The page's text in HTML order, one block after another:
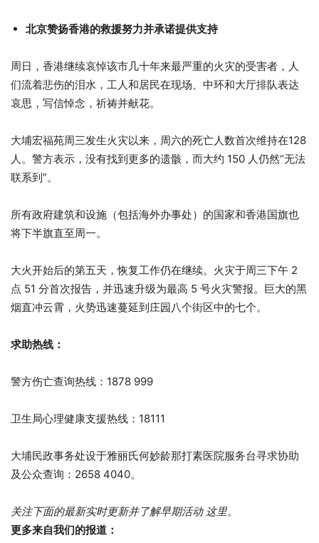
北京赞扬香港的救援努力并承诺提供支持
周日，香港继续哀悼该市几十年来最严重的火灾的受害者，人
们流着悲伤的泪水，工人和居民在现场、中环和大厅排队表达
哀思，写信悼念，祈祷并献花。
大埔宏福苑周三发生火灾以来，周六的死亡人数首次维持在128
人。警方表示，没有找到更多的遗骸，而大约 150 人仍然“无法
联系到”。
所有政府建筑和设施（包括海外办事处）的国家和香港国旗也
将下半旗直至周一。
大火开始后的第五天，恢复工作仍在继续。火灾于周三下午 2
点 51 分首次报告，并迅速升级为最高 5 号火灾警报。巨大的黑
烟直冲云霄，火势迅速蔓延到庄园八个街区中的七个。
求助热线：
警方伤亡查询热线：1878 999
卫生局心理健康支援热线：18111
大埔民政事务处设于雅丽氏何妙龄那打素医院服务台寻求协助
及公众查询：2658 4040。
关注下面的最新实时更新并了解早期活动 这里。
更多来自我们的报道：